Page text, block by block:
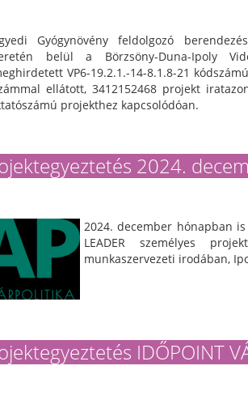
Gyógynövény feldolgozó
belül a Börzsöny-Duna-Ipoly
VP6-19.2.1.-14-8.1.8-21
ellátott, 3412152468 projekt
projekthez kapcsolódóan.
2024.
2024. december hónapban
LEADER személyes
munkaszervezeti irodában,
IDŐPOINT